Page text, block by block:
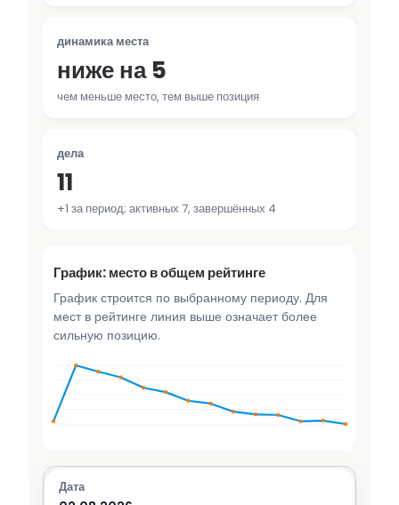
динамика места
ниже на 5
чем меньше место, тем выше позиция
дела
11
+1 за период; активных 7, завершённых 4
График: место в общем рейтинге
График строится по выбранному периоду. Для
мест в рейтинге линия выше означает более
сильную позицию.